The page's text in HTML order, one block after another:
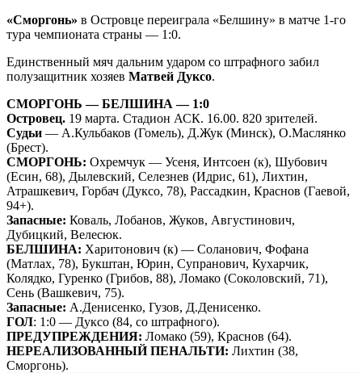
«Сморгонь» в Островце переиграла «Белшину» в матче 1-го
тура чемпионата страны — 1:0.
Единственный мяч дальним ударом со штрафного забил
полузащитник хозяев Матвей Дуксо.
СМОРГОНЬ — БЕЛШИНА — 1:0
Островец. 19 марта. Стадион АСК. 16.00. 820 зрителей.
Судьи — А.Кульбаков (Гомель), Д.Жук (Минск), О.Маслянко
(Брест).
СМОРГОНЬ: Охремчук — Усеня, Интсоен (к), Шубович
(Есин, 68), Дылевский, Селезнев (Идрис, 61), Лихтин,
Атрашкевич, Горбач (Дуксо, 78), Рассадкин, Краснов (Гаевой,
94+).
Запасные: Коваль, Лобанов, Жуков, Августинович,
Дубицкий, Велесюк.
БЕЛШИНА: Харитонович (к) — Соланович, Фофана
(Матлах, 78), Букштан, Юрин, Супранович, Кухарчик,
Колядко, Гуренко (Грибов, 88), Ломако (Соколовский, 71),
Сень (Вашкевич, 75).
Запасные: А.Денисенко, Гузов, Д.Денисенко.
ГОЛ: 1:0 — Дуксо (84, со штрафного).
ПРЕДУПРЕЖДЕНИЯ: Ломако (59), Краснов (64).
НЕРЕАЛИЗОВАННЫЙ ПЕНАЛЬТИ: Лихтин (38,
Сморгонь).